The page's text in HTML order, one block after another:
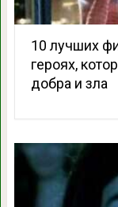
10 лучших
героях,
добра и зла